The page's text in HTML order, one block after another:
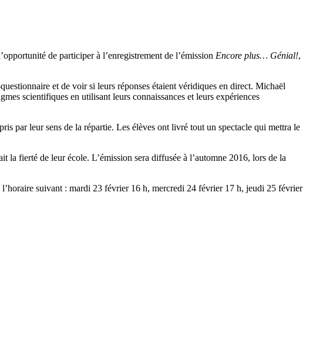
de participer à l’enregistrement de l’émission Encore plus… Génial!,
et de voir si leurs réponses étaient véridiques en direct. Michaël
scientifiques en utilisant leurs connaissances et leurs expériences
par leur sens de la répartie. Les élèves ont livré tout un spectacle qui mettra le
fierté de leur école. L’émission sera diffusée à l’automne 2016, lors de la
suivant : mardi 23 février 16 h, mercredi 24 février 17 h, jeudi 25 février